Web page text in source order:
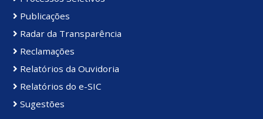
Publicações
Radar da Transparência
Reclamações
Relatórios da Ouvidoria
Relatórios do e-SIC
Sugestões